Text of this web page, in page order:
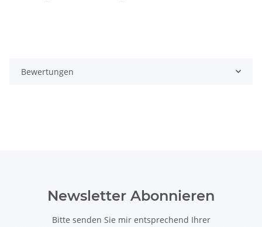
Bewertungen
Newsletter Abonnieren
Bitte senden Sie mir entsprechend Ihrer